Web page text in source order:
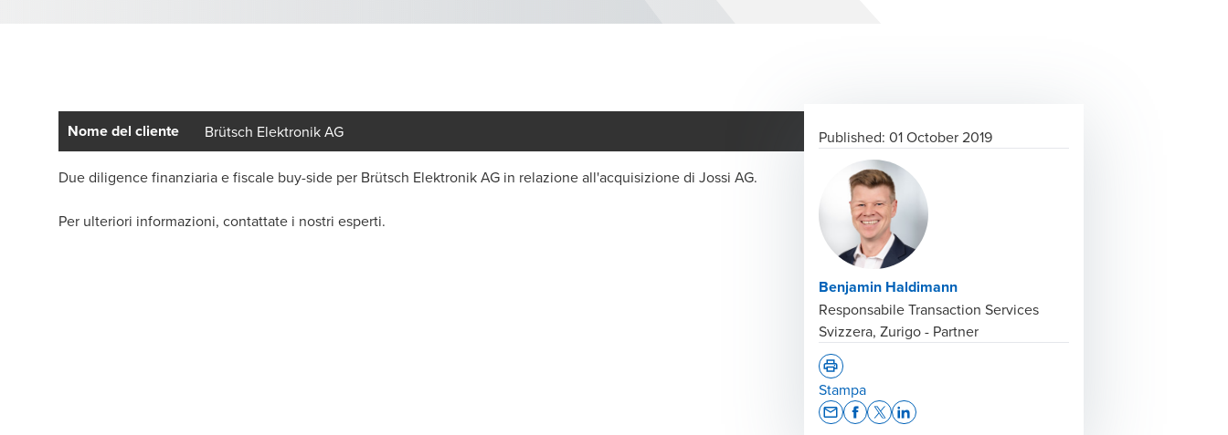
Nome del cliente Brütsch Elektronik AG
Due diligence finanziaria e fiscale buy-side per Brütsch Elektronik AG in relazione all'acquisizione di Jossi AG.
Per ulteriori informazioni, contattate i nostri esperti.
Published: 01 October 2019
Benjamin Haldimann
Responsabile Transaction Services
Svizzera, Zurigo - Partner
Stampa